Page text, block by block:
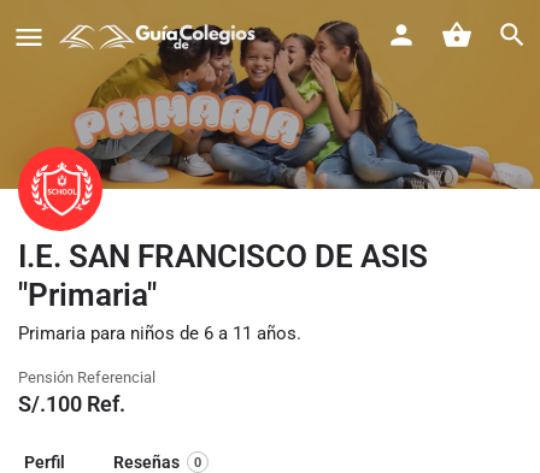
I.E. SAN FRANCISCO DE ASIS
"Primaria"
Primaria para niños de 6 a 11 años.
Pensión Referencial
S/.100 Ref.
Perfil Reseñas 0